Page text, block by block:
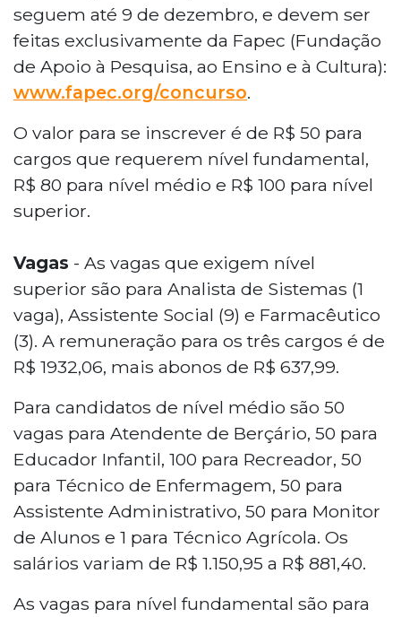
seguem até 9 de dezembro, e devem ser
feitas exclusivamente da Fapec (Fundação
de Apoio à Pesquisa, ao Ensino e à Cultura):
www.fapec.org/concurso.
O valor para se inscrever é de R$ 50 para
cargos que requerem nível fundamental,
R$ 80 para nível médio e R$ 100 para nível
superior.
Vagas - As vagas que exigem nível
superior são para Analista de Sistemas (1
vaga), Assistente Social (9) e Farmacêutico
(3). A remuneração para os três cargos é de
R$ 1932,06, mais abonos de R$ 637,99.
Para candidatos de nível médio são 50
vagas para Atendente de Berçário, 50 para
Educador Infantil, 100 para Recreador, 50
para Técnico de Enfermagem, 50 para
Assistente Administrativo, 50 para Monitor
de Alunos e 1 para Técnico Agrícola. Os
salários variam de R$ 1.150,95 a R$ 881,40.
As vagas para nível fundamental são para